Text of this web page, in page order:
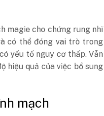
magie cho chứng rung nhĩ
có thể đóng vai trò trong
yếu tố nguy cơ thấp. Vẫn
hiệu quả của việc bổ sung
mạch